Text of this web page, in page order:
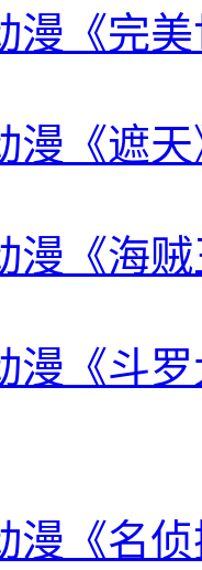
漫《完
漫《遮
漫《海
漫《斗
漫《名